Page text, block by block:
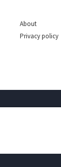
About
Privacy policy